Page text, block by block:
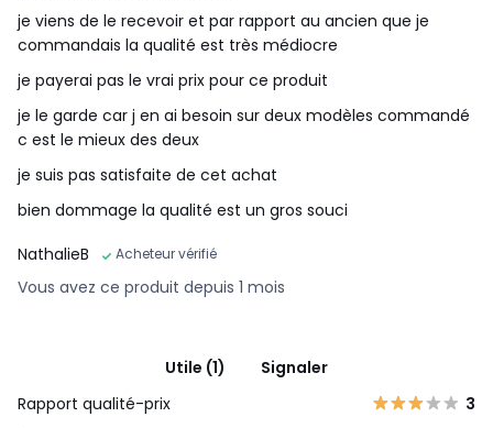
je viens de le recevoir et par rapport au ancien que je
commandais la qualité est très médiocre
je payerai pas le vrai prix pour ce produit
je le garde car j en ai besoin sur deux modèles commandé
c est le mieux des deux
je suis pas satisfaite de cet achat
bien dommage la qualité est un gros souci
NathalieB
Acheteur vérifié
Vous avez ce produit depuis 1 mois
Utile (1)
Signaler
Rapport qualité-prix
3